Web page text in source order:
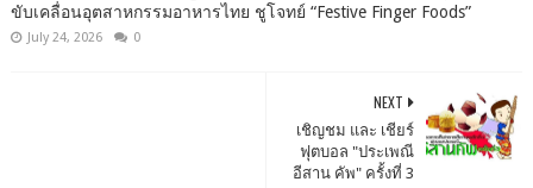
ขับเคลื่อนอุตสาหกรรมอาหารไทย ชูโจทย์ “Festive Finger Foods”
July 24, 2026 0
NEXT
เชิญชม และ เชียร์
ฟุตบอล "ประเพณี
อีสาน คัพ" ครั้งที่ 3